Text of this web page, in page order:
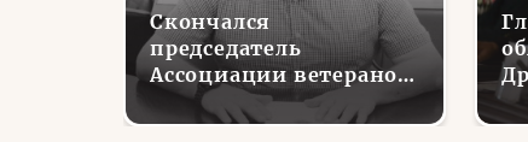
Скончался
председатель
Ассоциации ветеранов
СВО Тульской области
Николай Глаголев